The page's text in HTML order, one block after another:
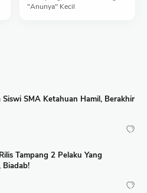
"Anunya" Kecil
SMA Ketahuan Hamil, Berakhir
Tampang 2 Pelaku Yang
Biadab!